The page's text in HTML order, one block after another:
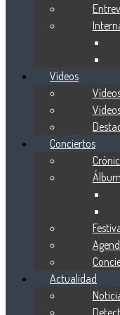
Blind
Entrevistas
Nacionales
Entrevistas
Vídeos
Vídeos
Videos
Destacados
Crónicas
Álbumes de
Fotos
Fotos
Dioses del
Agenda
Conciertos
Actualidad
Vídeos
Conciertos
Actualidad